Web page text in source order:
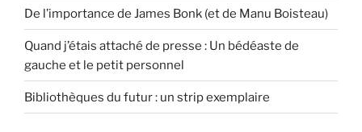
De l’importance de James Bonk (et de Manu Boisteau)
Quand j’étais attaché de presse : Un bédéaste de
gauche et le petit personnel
Bibliothèques du futur : un strip exemplaire